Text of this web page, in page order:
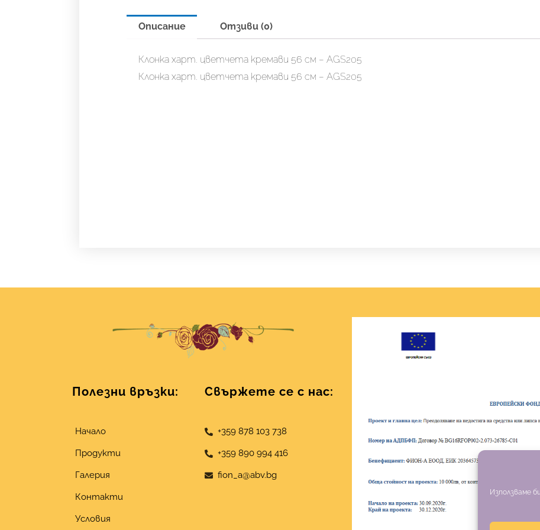
Използваме
Описание Отзиви (0)
Клонка харт. цветчета кремави 56 см – AGS205
Клонка харт. цветчета кремави 56 см – AGS205
Полезни връзки:
Начало
Продукти
Галерия
Контакти
Условия
Свържете се с нас:
+359 878 103 738
+359 890 994 416
fion_a@abv.bg